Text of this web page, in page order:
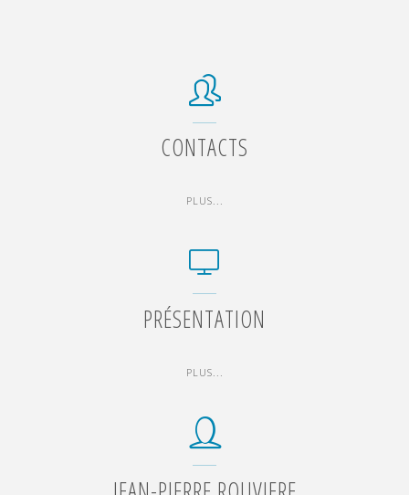
CONTACTS
PLUS...
PRÉSENTATION
PLUS...